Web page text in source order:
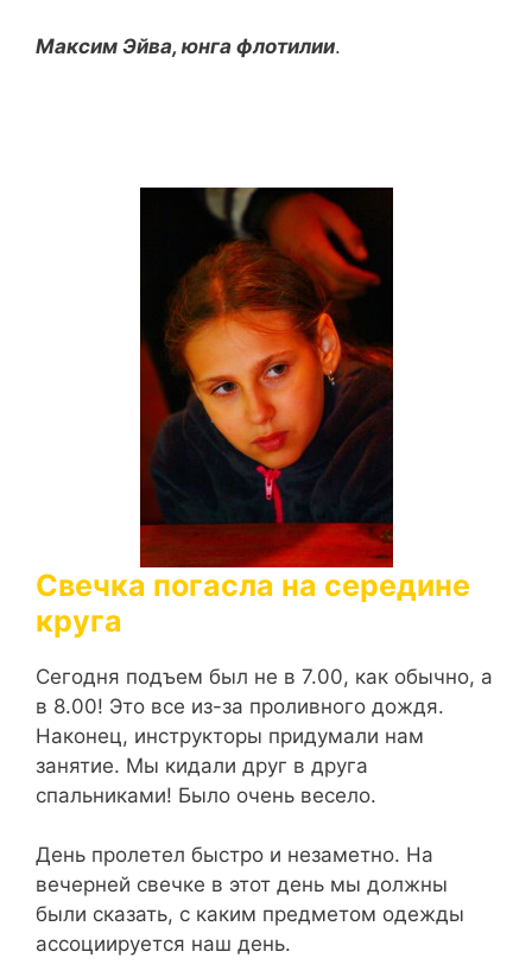
Максим Эйва, юнга флотилии.
Свечка погасла на середине
круга
Сегодня подъем был не в 7.00, как обычно, а
в 8.00! Это все из-за проливного дождя.
Наконец, инструкторы придумали нам
занятие. Мы кидали друг в друга
спальниками! Было очень весело.
День пролетел быстро и незаметно. На
вечерней свечке в этот день мы должны
были сказать, с каким предметом одежды
ассоциируется наш день.